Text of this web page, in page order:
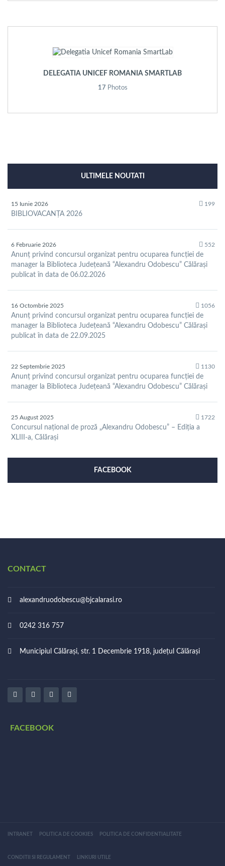
DELEGATIA UNICEF ROMANIA SMARTLAB
17 Photos
ULTIMELE NOUTATI
15 Iunie 2026 199
BIBLIOVACANȚA 2026
6 Februarie 2026 552
Anunț privind concursul organizat pentru ocuparea funcției de
manager la Biblioteca Județeană “Alexandru Odobescu” Călărași
publicat în data de 06.02.2026
16 Octombrie 2025 1056
Anunț privind concursul organizat pentru ocuparea funcției de
manager la Biblioteca Județeană “Alexandru Odobescu” Călărași
publicat în data de 22.09.2025
22 Septembrie 2025 1130
Anunț privind concursul organizat pentru ocuparea funcției de
manager la Biblioteca Județeană “Alexandru Odobescu” Călărași
25 August 2025 1722
Concursul național de proză „Alexandru Odobescu” – Ediția a
XLIII-a, Călărași
FACEBOOK
CONTACT
alexandruodobescu@bjcalarasi.ro
0242 316 757
Municipiul Călărași, str. 1 Decembrie 1918, județul Călărași
FACEBOOK
INTRANET POLITICA DE COOKIES POLITICA DE CONFIDENTIALITATE
CONDITII SI REGULAMENT LINKURI UTILE